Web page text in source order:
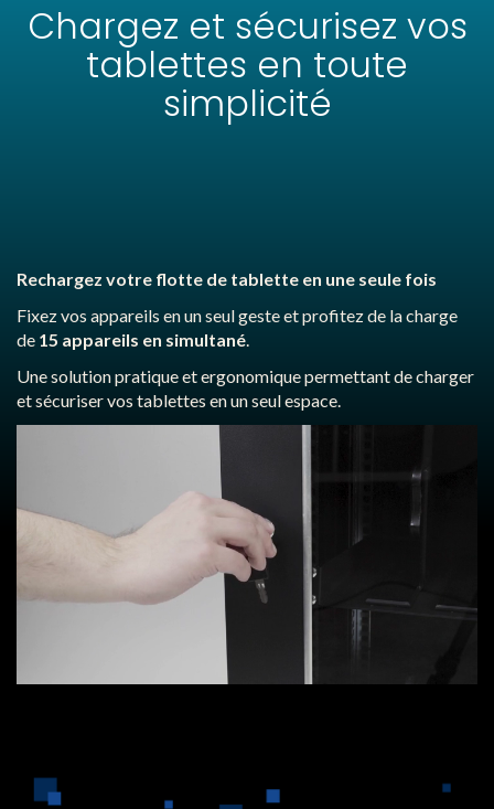
Chargez et sécurisez vos
tablettes en toute
simplicité
Rechargez votre flotte de tablette en une seule fois
Fixez vos appareils en un seul geste et profitez de la charge
de 15 appareils en simultané.
Une solution pratique et ergonomique permettant de charger
et sécuriser vos tablettes en un seul espace.